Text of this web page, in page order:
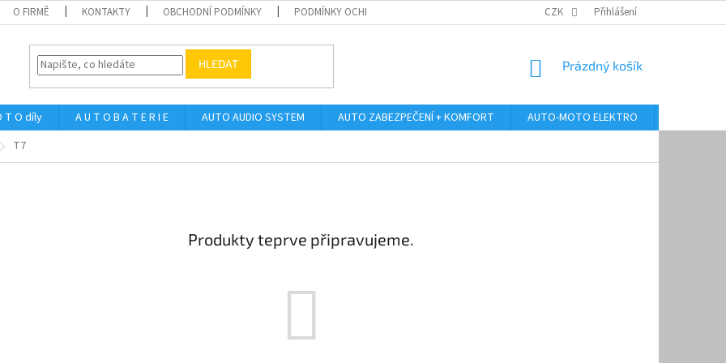
O FIRMĚ KONTAKTY OBCHODNÍ PODMÍNKY PODMÍNKY OCHRANY OSOBNÍCH ÚDAJŮ ODSTOUPENÍ OD KUPNÍ SMLOUVY
CZK Přihlášení
HLEDAT
NÁKUPNÍ
Prázdný košík
T O díly A U T O B A T E R I E AUTO AUDIO SYSTEM AUTO ZABEZPEČENÍ + KOMFORT AUTO-MOTO ELEKTRO
T7
Produkty teprve připravujeme.